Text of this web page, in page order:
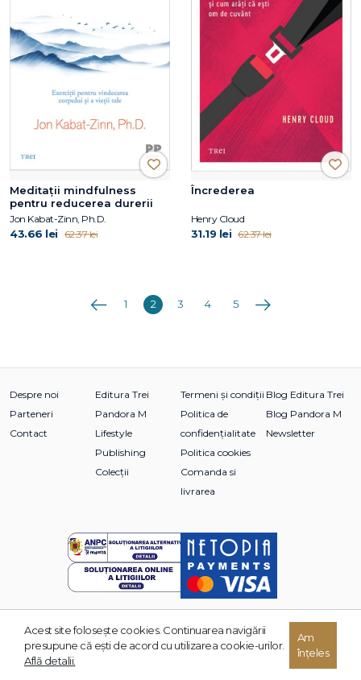
Meditații mindfulness
pentru reducerea durerii
Jon Kabat-Zinn, Ph.D.
43.66 lei 62.37 lei
Încrederea
Henry Cloud
31.19 lei 62.37 lei
Anterioara
1 2 3 4 5 Următoarea
Despre noi
Parteneri
Contact
Editura Trei
Pandora M
Lifestyle
Publishing
Colecții
Termeni și condiții
Politica de
confidențialitate
Politica cookies
Comanda si
livrarea
Blog Editura Trei
Blog Pandora M
Newsletter
© 2026 Grupul Editorial TREI. Toate drepturile rezervate.
Acest site foloseşte cookies. Continuarea navigării
presupune că eşti de acord cu utilizarea cookie-urilor.
Află detalii.
Am
înțeles